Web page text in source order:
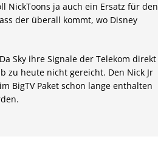
NickToons ja auch ein Ersatz für den
der überall kommt, wo Disney
Sky ihre Signale der Telekom direkt
zu heute nicht gereicht. Den Nick Jr
BigTV Paket schon lange enthalten